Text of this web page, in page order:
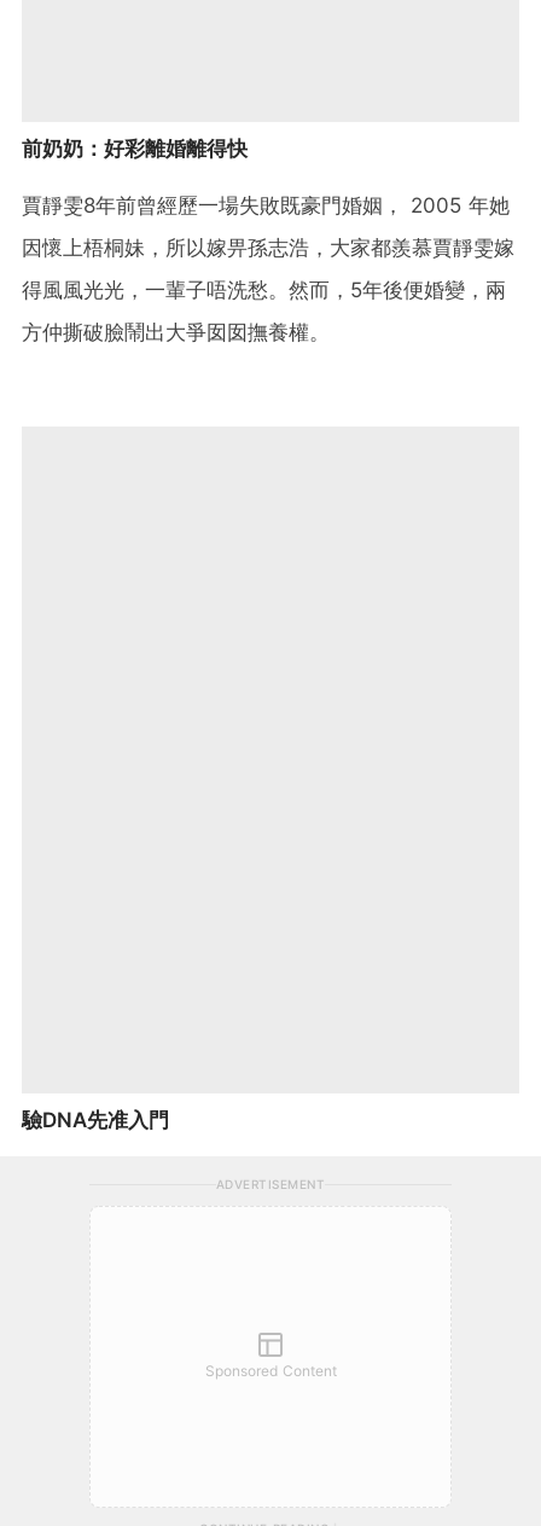
前奶奶：好彩離婚離得快
賈靜雯8年前曾經歷一場失敗既豪門婚姻， 2005 年她
因懷上梧桐妹，所以嫁畀孫志浩，大家都羨慕賈靜雯嫁
得風風光光，一輩子唔洗愁。然而，5年後便婚變，兩
方仲撕破臉鬧出大爭囡囡撫養權。
驗DNA先准入門
ADVERTISEMENT
Sponsored Content